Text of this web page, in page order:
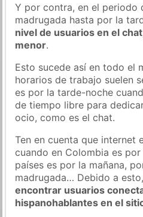
Y por contra, en el periodo
madrugada hasta por la
nivel de usuarios en el
menor.
Esto sucede así en todo el
horarios de trabajo suelen
es por la tarde-noche
de tiempo libre para
ocio, como es el chat.
Ten en cuenta que internet
cuando en Colombia es
países es por la mañana,
madrugada… Debido a
encontrar usuarios
hispanohablantes en el